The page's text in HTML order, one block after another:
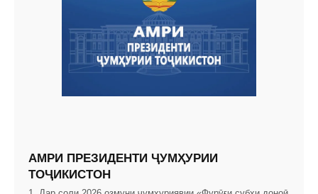
АМРИ ПРЕЗИДЕНТИ ҶУМҲУРИИ
ТОҶИКИСТОН